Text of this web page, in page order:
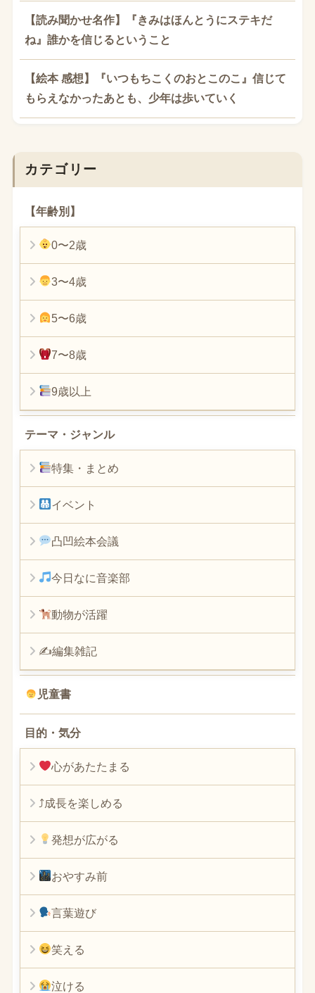
【読み聞かせ名作】『きみはほんとうにステキだ
ね』誰かを信じるということ
【絵本 感想】『いつもちこくのおとこのこ』信じて
もらえなかったあとも、少年は歩いていく
カテゴリー
【年齢別】
0〜2歳
3〜4歳
5〜6歳
7〜8歳
9歳以上
テーマ・ジャンル
特集・まとめ
イベント
凸凹絵本会議
今日なに音楽部
動物が活躍
✍編集雑記
児童書
目的・気分
心があたたまる
⤴︎成長を楽しめる
発想が広がる
おやすみ前
言葉遊び
笑える
泣ける